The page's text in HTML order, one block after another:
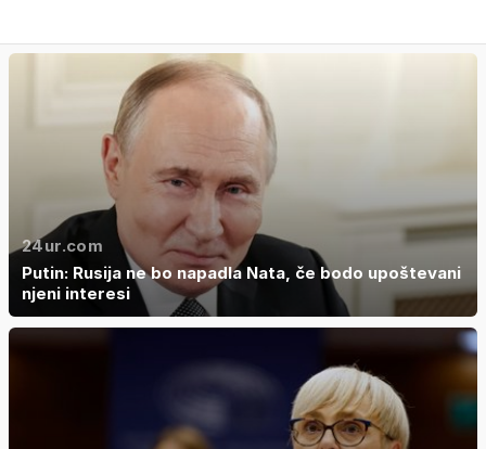
24ur.com
Putin: Rusija ne bo napadla Nata, če bodo upoštevani
njeni interesi